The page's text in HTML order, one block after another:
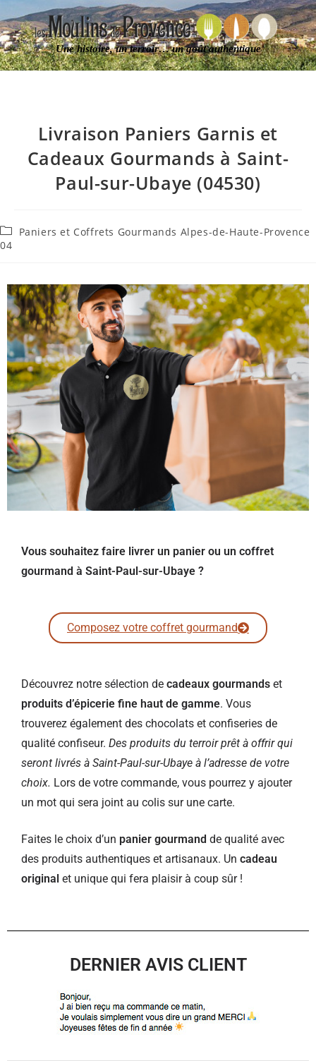
Une histoire, un terroir… un goût authentique
Livraison Paniers Garnis et
Cadeaux Gourmands à Saint-
Paul-sur-Ubaye (04530)
Paniers et Coffrets Gourmands Alpes-de-Haute-Provence
04
Vous souhaitez faire livrer un panier ou un coffret
gourmand à Saint-Paul-sur-Ubaye ?
Composez votre coffret gourmand
Découvrez notre sélection de cadeaux gourmands et
produits d’épicerie fine haut de gamme. Vous
trouverez également des chocolats et confiseries de
qualité confiseur. Des produits du terroir prêt à offrir qui
seront livrés à Saint-Paul-sur-Ubaye à l’adresse de votre
choix. Lors de votre commande, vous pourrez y ajouter
un mot qui sera joint au colis sur une carte.
Faites le choix d’un panier gourmand de qualité avec
des produits authentiques et artisanaux. Un cadeau
original et unique qui fera plaisir à coup sûr !
DERNIER AVIS CLIENT